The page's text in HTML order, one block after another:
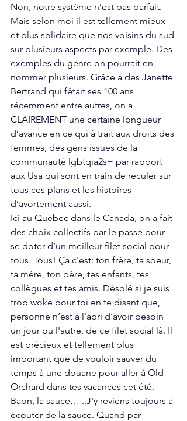
Non, notre système n’est pas parfait.
Mais selon moi il est tellement mieux
et plus solidaire que nos voisins du sud
sur plusieurs aspects par exemple. Des
exemples du genre on pourrait en
nommer plusieurs. Grâce à des Janette
Bertrand qui fêtait ses 100 ans
récemment entre autres, on a
CLAIREMENT une certaine longueur
d’avance en ce qui à trait aux droits des
femmes, des gens issues de la
communauté lgbtqia2s+ par rapport
aux Usa qui sont en train de reculer sur
tous ces plans et les histoires
d’avortement aussi.
Ici au Québec dans le Canada, on a fait
des choix collectifs par le passé pour
se doter d’un meilleur filet social pour
tous. Tous! Ça c'est: ton frère, ta soeur,
ta mère, ton père, tes enfants, tes
collègues et tes amis. Désolé si je suis
trop woke pour toi en te disant que,
personne n’est à l'abri d’avoir besoin
un jour ou l'autre, de ce filet social là. Il
est précieux et tellement plus
important que de vouloir sauver du
temps à une douane pour aller à Old
Orchard dans tes vacances cet été.
Baon, la sauce… ..J'y reviens toujours à
écouter de la sauce. Quand par